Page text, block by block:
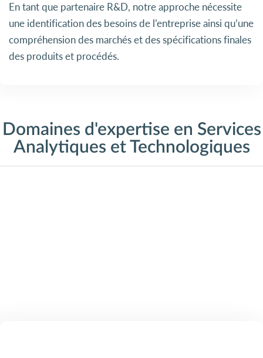
En tant que partenaire R&D, notre approche nécessite
une identification des besoins de l’entreprise ainsi qu’une
compréhension des marchés et des spécifications finales
des produits et procédés.
Domaines d'expertise en Services
Analytiques et Technologiques